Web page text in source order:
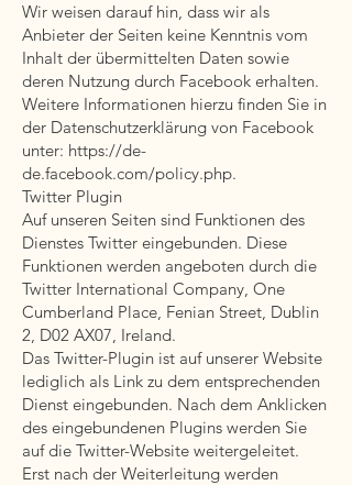
Wir weisen darauf hin, dass wir als
Anbieter der Seiten keine Kenntnis vom
Inhalt der übermittelten Daten sowie
deren Nutzung durch Facebook erhalten.
Weitere Informationen hierzu finden Sie in
der Datenschutzerklärung von Facebook
unter: https://de-
de.facebook.com/policy.php.
Twitter Plugin
Auf unseren Seiten sind Funktionen des
Dienstes Twitter eingebunden. Diese
Funktionen werden angeboten durch die
Twitter International Company, One
Cumberland Place, Fenian Street, Dublin
2, D02 AX07, Ireland.
Das Twitter-Plugin ist auf unserer Website
lediglich als Link zu dem entsprechenden
Dienst eingebunden. Nach dem Anklicken
des eingebundenen Plugins werden Sie
auf die Twitter-Website weitergeleitet.
Erst nach der Weiterleitung werden